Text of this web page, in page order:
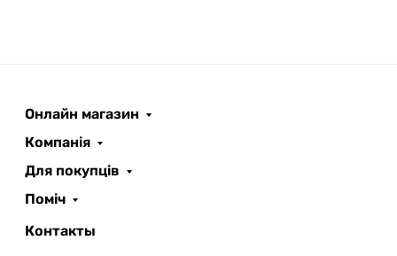
Онлайн магазин
Компанія
Для покупців
Поміч
Контакты
AI помічник